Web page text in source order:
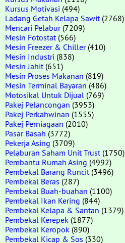
Kursus Motivasi (494)
Ladang Getah Kelapa Sawit (2768)
Mencari Pelabur(7209)
Mesin Fotostat (566)
Mesin Freezer & Chiller(410)
Mesin Industri (838)
Mesin Jahit (651)
Mesin Proses Makanan (819)
Mesin Terminal Bayaran (486)
Motosikal Untuk Dijual (769)
Pakej Pelancongan (3953)
Pakej Perkahwinan (1555)
Pakej Perniagaan (2010)
Pasar Basah (3772)
Pekerja Asing (3709)
Pelaburan Saham Unit Trust (1750)
Pembantu Rumah Asing (4992)
Pembekal Barang Runcit (3496)
Pembekal Beras (287)
Pembekal Buah-buahan (1100)
Pembekal Ikan Kering (844)
Pembekal Kelapa & Santan (1379)
Pembekal Kerepek (1877)
Pembekal Keropok (890)
Pembekal Kicap & Sos (330)